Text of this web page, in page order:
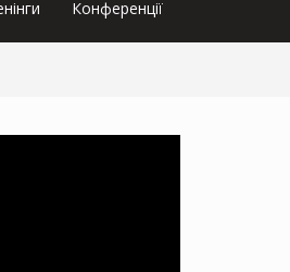
Конференції